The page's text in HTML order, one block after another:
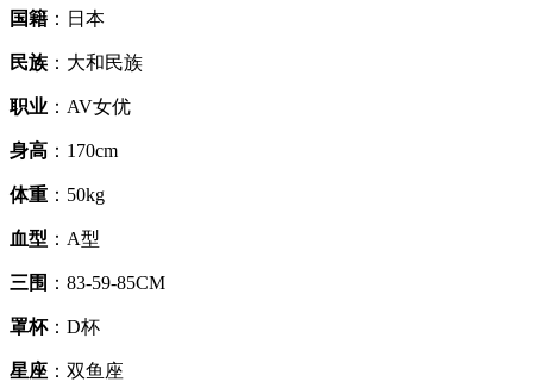
国籍 ：日本
民族 ：大和民族
职业 ：AV女优
身高 ：170cm
体重 ：50kg
血型 ：A型
三围 ：83-59-85CM
罩杯：D杯
星座 ：双鱼座